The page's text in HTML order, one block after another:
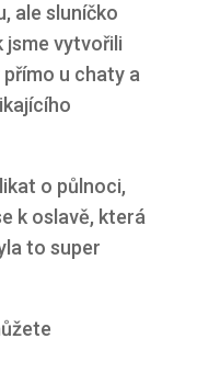
ale sluníčko
jsme vytvořili
u chaty a
o půlnoci,
k oslavě, která
to super